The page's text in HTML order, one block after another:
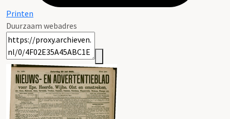
Printen
Duurzaam webadres